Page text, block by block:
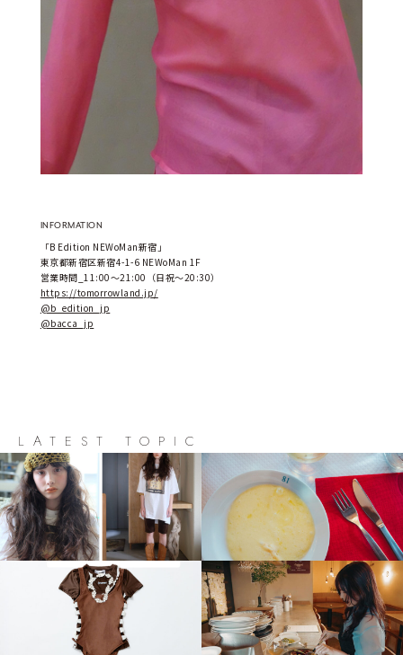
INFORMATION
「B Edition NEWoMan新宿」
東京都新宿区新宿4-1-6 NEWoMan 1F
営業時間_11:00～21:00（日祝～20:30）
https://tomorrowland.jp/
@b_edition_jp
@bacca_jp
LATEST TOPIC